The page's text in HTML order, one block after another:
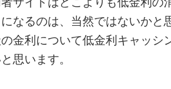
なるのは、当然ではないかと
金利について低金利キャッシ
思います。